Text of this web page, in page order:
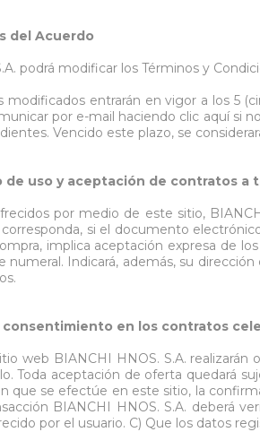
del Acuerdo
podrá modificar los Términos y
modificados entrarán en vigor a los 5
por e-mail haciendo clic aquí si
Vencido este plazo, se
de uso y aceptación de contratos a
por medio de este sitio,
si el documento
implica aceptación expresa de
numeral. Indicará, además, su
consentimiento en los contratos
web BIANCHI HNOS. S.A.
Toda aceptación de oferta quedará
que se efectúe en este sitio, la
BIANCHI HNOS. S.A. deberá
por el usuario. C) Que los datos